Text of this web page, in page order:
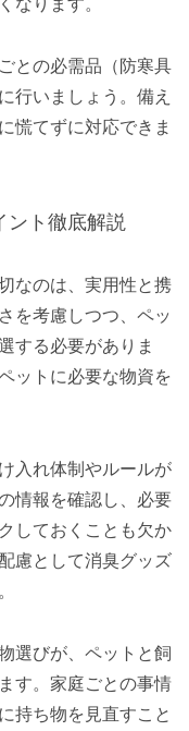
なります。
との必需品（防寒具
行いましょう。備え
慌てずに対応できま
ント徹底解説
なのは、実用性と携
を考慮しつつ、ペッ
する必要がありま
ットに必要な物資を
入れ体制やルールが
情報を確認し、必要
しておくことも欠か
慮として消臭グッズ
選びが、ペットと飼
す。家庭ごとの事情
持ち物を見直すこと